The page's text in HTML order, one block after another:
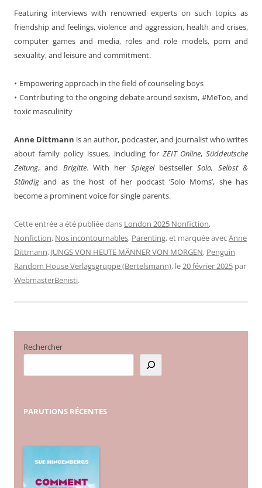
Featuring interviews with renowned experts on such topics as
friendship and feelings, violence and aggression, health and crises,
computer games and media, roles and role models, porn and
sexuality, and leisure and commitment.
• Empowering approach in the field of counseling boys
•Contributing to the ongoing debate around sexism, #MeToo, and
toxic masculinity
Anne Dittmann is an author, podcaster, and journalist who writes
about family policy issues, including for ZEIT Online, Süddeutsche
Zeitung, and Brigitte. With her Spiegel bestsellerSolo, Selbst &
Ständig and as the host of her podcast ‘Solo Moms’, she has
become a prominent voice for single parents.
Cette entrée a été publiée dans London 2025 Nonfiction,
Nonfiction, Nos incontournables, Parenting, et marquée avecAnne
Dittmann, JUNGS VON HEUTE MÄNNER VON MORGEN, Penguin
Random House Verlagsgruppe (Bertelsmann), le20 février 2025 par
WebmasterBenisti.
Rechercher
PARUTIONS RÉCENTES